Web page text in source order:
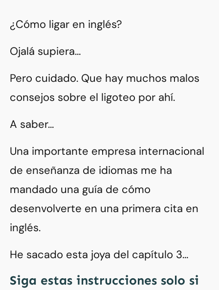
¿Cómo ligar en inglés?
Ojalá supiera…
Pero cuidado. Que hay muchos malos
consejos sobre el ligoteo por ahí.
A saber…
Una importante empresa internacional
de enseñanza de idiomas me ha
mandado una guía de cómo
desenvolverte en una primera cita en
inglés.
He sacado esta joya del capítulo 3…
Siga estas instrucciones solo si